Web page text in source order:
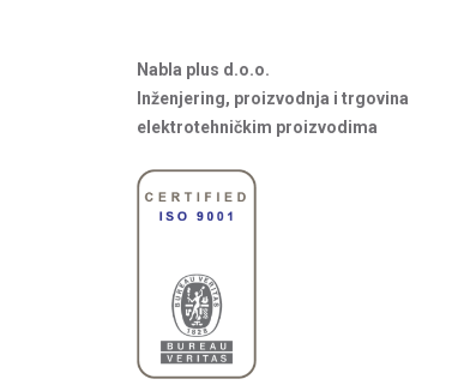
Nabla plus d.o.o.
Inženjering, proizvodnja i trgovina
elektrotehničkim proizvodima